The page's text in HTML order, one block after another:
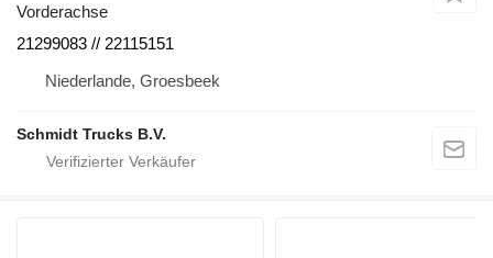
Vorderachse
21299083 // 22115151
Niederlande, Groesbeek
Schmidt Trucks B.V.